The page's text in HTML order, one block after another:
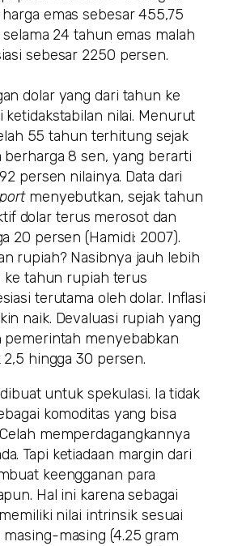
emas sebesar 455,75
24 tahun emas malah
sebesar 2250 persen.
dolar yang dari tahun ke
ketidakstabilan nilai. Menurut
55 tahun terhitung sejak
berharga 8 sen, yang berarti
persen nilainya. Data dari
menyebutkan, sejak tahun
dolar terus merosot dan
20 persen (Hamidi: 2007).
rupiah? Nasibnya jauh lebih
ke tahun rupiah terus
terutama oleh dolar. Inflasi
naik. Devaluasi rupiah yang
pemerintah menyebabkan
hingga 30 persen.
untuk spekulasi. Ia tidak
komoditas yang bisa
memperdagangkannya
Tapi ketiadaan margin dari
keengganan para
Hal ini karena sebagai
nilai intrinsik sesuai
masing (4.25 gram